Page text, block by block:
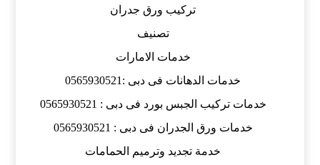
تركيب ورق جدران
تصنيف
خدمات الامارات
خدمات الدهانات فى دبى :0565930521
خدمات تركيب الجبس بورد فى دبى : 0565930521
خدمات ورق الجدران فى دبى : 0565930521
خدمة تجديد وترميم الحمامات